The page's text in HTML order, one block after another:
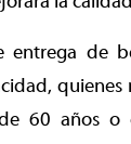
entrega de
60 años